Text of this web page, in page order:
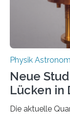
Thorium
Physik
Neue
Lücken in
Die aktuelle